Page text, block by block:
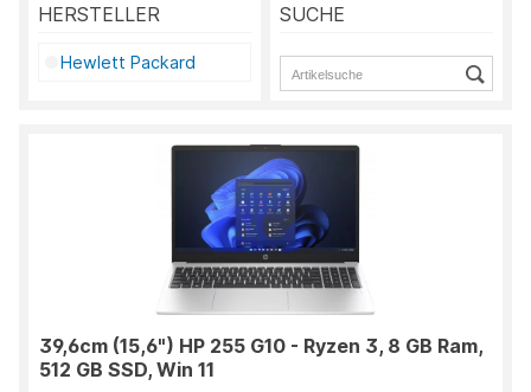
HERSTELLER
Hewlett Packard
SUCHE
39,6cm (15,6") HP 255 G10 - Ryzen 3, 8 GB Ram,
512 GB SSD, Win 11